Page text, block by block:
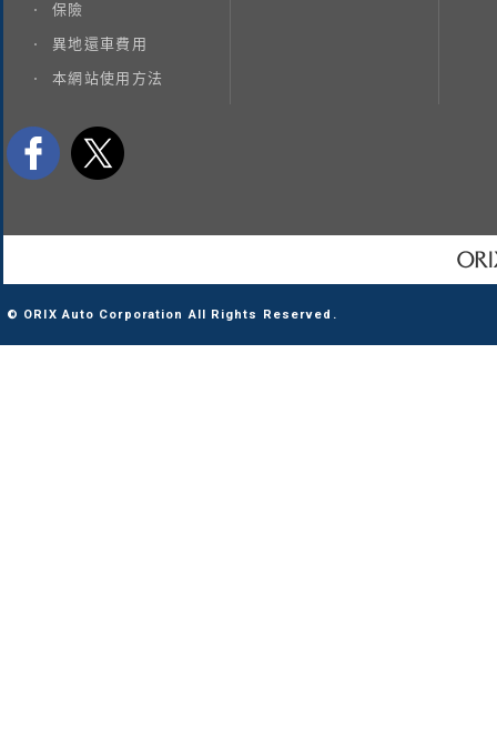
保險
異地還車費用
本網站使用方法
© ORIX Auto Corporation All Rights Reserved.